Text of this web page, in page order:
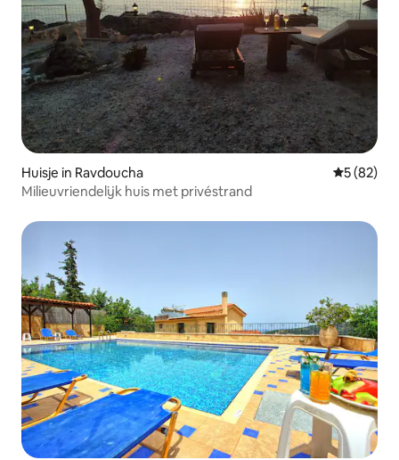
Huisje in Ravdoucha
5 (82)
Milieuvriendelijk huis met privéstrand